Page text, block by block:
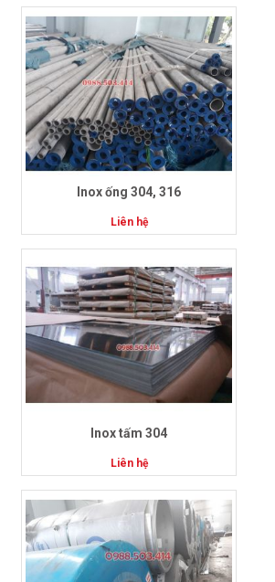
Inox ống 304, 316
Liên hệ
Inox tấm 304
Liên hệ